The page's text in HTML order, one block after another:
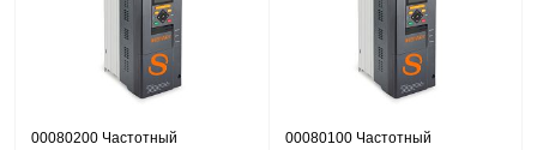
00080200 Частотный
00080100 Частотный